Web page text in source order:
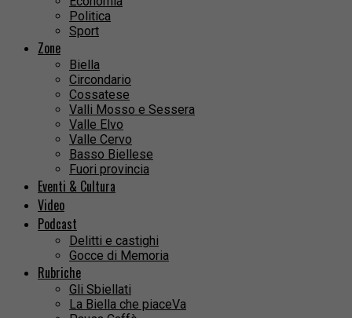
Politica
Sport
Zone
Biella
Circondario
Cossatese
Valli Mosso e Sessera
Valle Elvo
Valle Cervo
Basso Biellese
Fuori provincia
Eventi & Cultura
Video
Podcast
Delitti e castighi
Gocce di Memoria
Rubriche
Gli Sbiellati
La Biella che piaceVa